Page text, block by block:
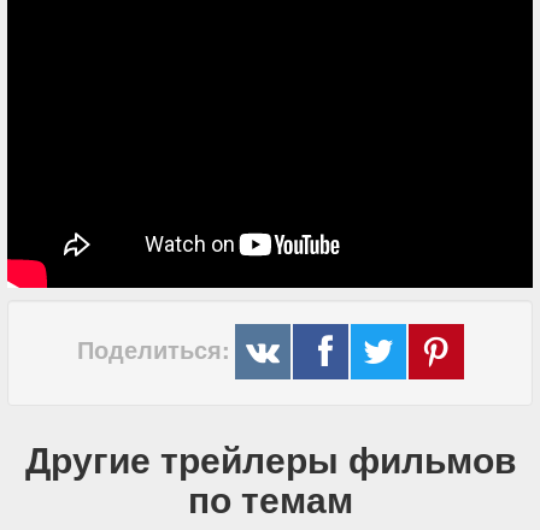
Поделиться:
Другие трейлеры фильмов
по темам